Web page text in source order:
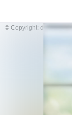
© Copyright: